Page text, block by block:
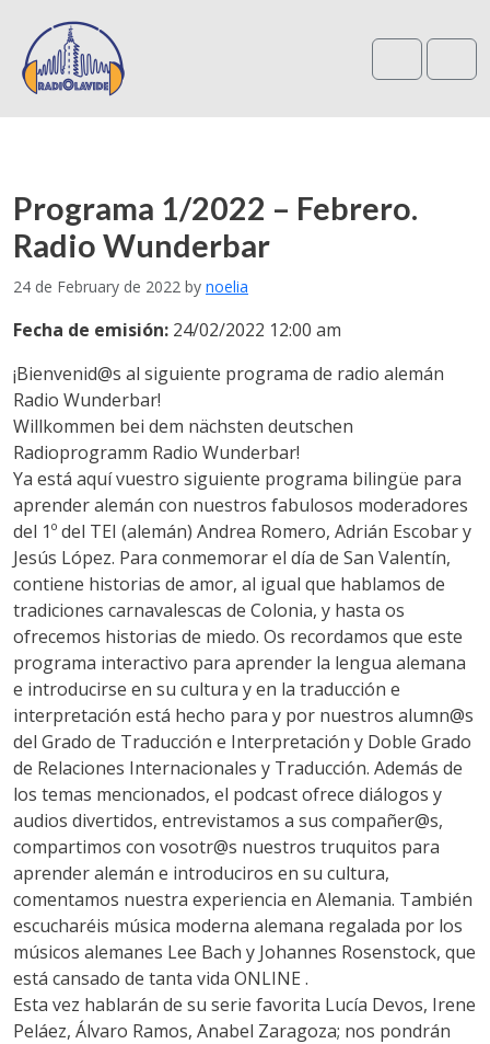
Programa 1/2022 – Febrero.
Radio Wunderbar
24 de February de 2022 by noelia
Fecha de emisión: 24/02/2022 12:00 am
¡Bienvenid@s al siguiente programa de radio alemán
Radio Wunderbar!
Willkommen bei dem nächsten deutschen
Radioprogramm Radio Wunderbar!
Ya está aquí vuestro siguiente programa bilingüe para
aprender alemán con nuestros fabulosos moderadores
del 1º del TEI (alemán) Andrea Romero, Adrián Escobar y
Jesús López. Para conmemorar el día de San Valentín,
contiene historias de amor, al igual que hablamos de
tradiciones carnavalescas de Colonia, y hasta os
ofrecemos historias de miedo. Os recordamos que este
programa interactivo para aprender la lengua alemana
e introducirse en su cultura y en la traducción e
interpretación está hecho para y por nuestros alumn@s
del Grado de Traducción e Interpretación y Doble Grado
de Relaciones Internacionales y Traducción. Además de
los temas mencionados, el podcast ofrece diálogos y
audios divertidos, entrevistamos a sus compañer@s,
compartimos con vosotr@s nuestros truquitos para
aprender alemán e introduciros en su cultura,
comentamos nuestra experiencia en Alemania. También
escucharéis música moderna alemana regalada por los
músicos alemanes Lee Bach y Johannes Rosenstock, que
está cansado de tanta vida ONLINE .
Esta vez hablarán de su serie favorita Lucía Devos, Irene
Peláez, Álvaro Ramos, Anabel Zaragoza; nos pondrán